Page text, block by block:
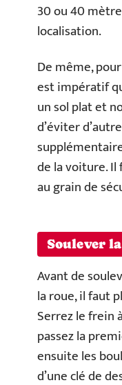
30 ou 40
localisation.
De même,
est impératif
un sol plat et
d’éviter
de la voiture.
au grain de
Soulever
Avant de
la roue, il faut
Serrez le frein
passez la
ensuite les
d’une clé de